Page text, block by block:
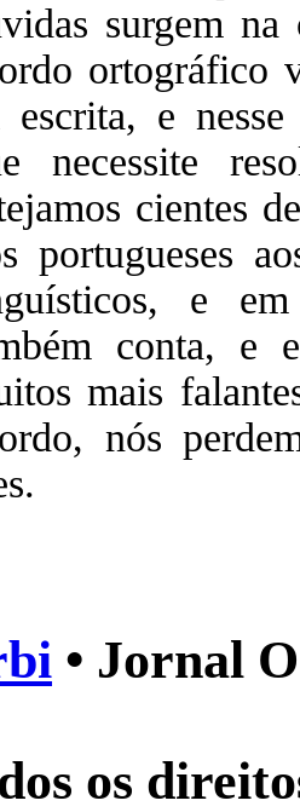
surgem
ortográfico
escrita, e
necessite
cientes
portugueses
e
conta, e
mais
nós
• Jornal
os